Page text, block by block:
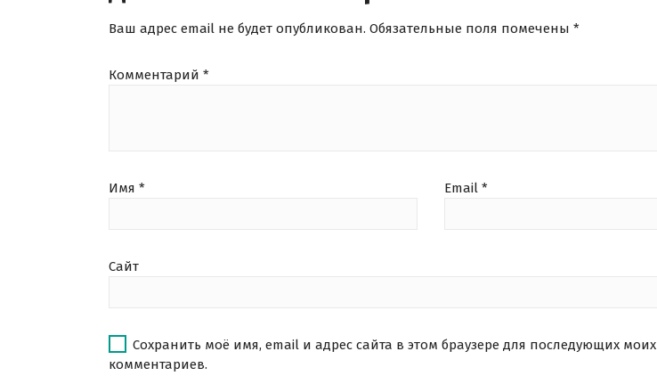
Ваш адрес email не будет опубликован. Обязательные поля помечены *
Комментарий *
Имя * Email *
Сайт
Сохранить моё имя, email и адрес сайта в этом браузере для последующих моих
комментариев.